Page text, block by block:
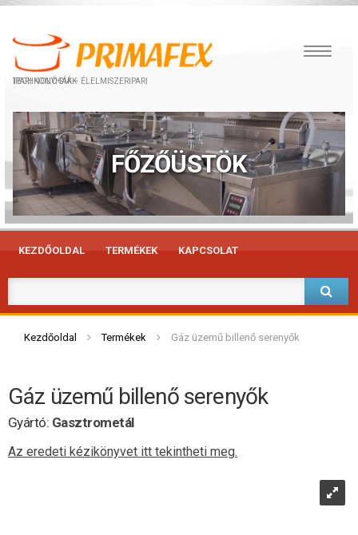
IPARI KONYHÁK – ÉLELMISZERIPARI TECHNOLÓGIÁK
FŐZŐÜSTÖK
KEZDŐOLDAL TERMÉKEK KAPCSOLAT
Kezdőoldal Termékek Gáz üzemű billenő serenyők
Gáz üzemű billenő serenyők
Gyártó: Gasztrometál
Az eredeti kézikönyvet itt tekintheti meg.